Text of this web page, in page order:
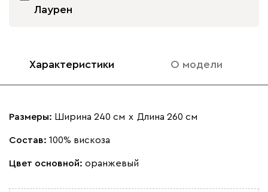
Лаурен
Характеристики О модели
Размеры: Ширина 240 см х Длина 260 см
Состав: 100% вискоза
Цвет основной: оранжевый